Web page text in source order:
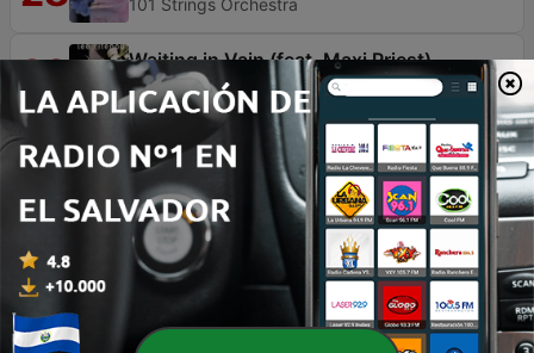
101 Strings Orchestra
29 Waiting in Vain (feat. Maxi Priest)
Lee Ritenour
30 I've Got You Under My Skin
I've Got You Under My Skin
31 Samba e Amor (feat. Seu Jorge)
Barbara Fialho
32 Polka Dots and Moonbeam
Claude Thornhill and His Orchestra